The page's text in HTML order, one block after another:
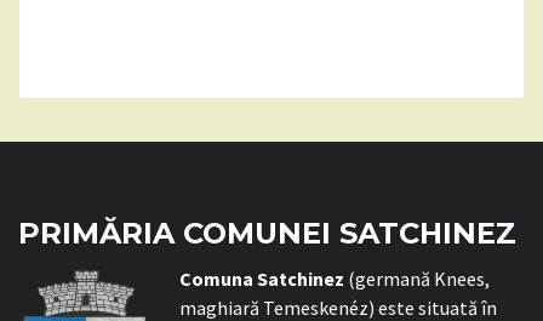
PRIMĂRIA COMUNEI SATCHINEZ
Comuna Satchinez (germană Knees,
maghiară Temeskenéz) este situată în